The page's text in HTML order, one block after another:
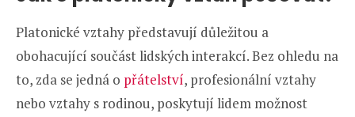
Platonické vztahy představují důležitou a
obohacující součást lidských interakcí. Bez ohledu na
to, zda se jedná o přátelství, profesionální vztahy
nebo vztahy s rodinou, poskytují lidem možnost